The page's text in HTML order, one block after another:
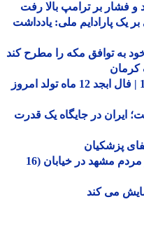
بر ترامپ بالا رفت
پارادایم ملی: یادداشت
توافق مکه را مطرح کند
فال ابجد امروز شنبه 17 مرداد 1405 | فال ابجد 12 ماه تولد امروز
در جایگاه یک قدرت
پزشکیان
ویدئو | یکصدوشصتمین شب حضور مردم مشهد در خیابان (16
می کند